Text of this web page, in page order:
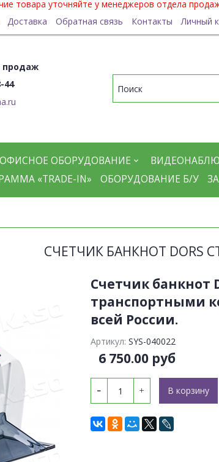
товара уточняйте у менеджеров отдела
Доставка Обратная связь Контакты Личный
продаж
44
ОФИСНОЕ ОБОРУДОВАНИЕ
«TRADE-IN» ОБОРУДОВАНИЕ Б/У
СЧЕТЧИК БАНКНОТ DORS
Счетчик банкнот
транспортными
всей России.
Артикул: SYS-040022
6 750.00 руб
В корзину